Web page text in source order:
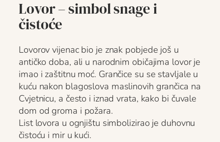
Lovor – simbol snage i
čistoće
Lovorov vijenac bio je znak pobjede još u
antičko doba, ali u narodnim običajima lovor je
imao i zaštitnu moć. Grančice su se stavljale u
kuću nakon blagoslova maslinovih grančica na
Cvjetnicu, a često i iznad vrata, kako bi čuvale
dom od groma i požara.
List lovora u ognjištu simbolizirao je duhovnu
čistoću i mir u kući.